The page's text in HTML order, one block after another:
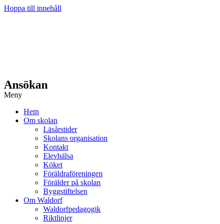
Hoppa till innehåll
Ansökan
Meny
Hem
Om skolan
Läsårstider
Skolans organisation
Kontakt
Elevhälsa
Köket
Föräldraföreningen
Förälder på skolan
Byggstiftelsen
Om Waldorf
Waldorfpedagogik
Riktlinjer